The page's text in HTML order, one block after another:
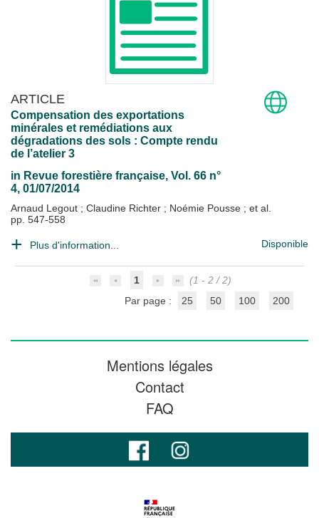
ARTICLE
Compensation des exportations
minérales et remédiations aux
dégradations des sols : Compte rendu
de l’atelier 3
in Revue forestière française, Vol. 66 n°
4, 01/07/2014
Arnaud Legout ; Claudine Richter ; Noémie Pousse ; et al.
pp. 547-558
Plus d'information... Disponible
1
(1 - 2 / 2)
Par page :
25 50 100 200
Mentions légales
Contact
FAQ